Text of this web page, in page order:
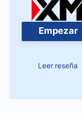
Empezar
Leer reseña